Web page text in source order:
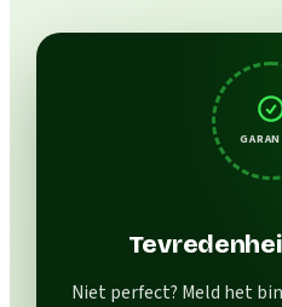
Niet perfect? Meld het